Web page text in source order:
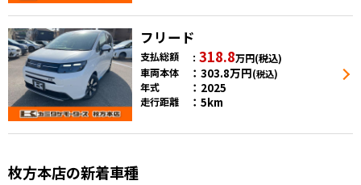
フリード
支払総額 318.8万円(税込)
車両本体
303.8万円(税込)
年式 2025
走行距離 5km
枚方本店の新着車種